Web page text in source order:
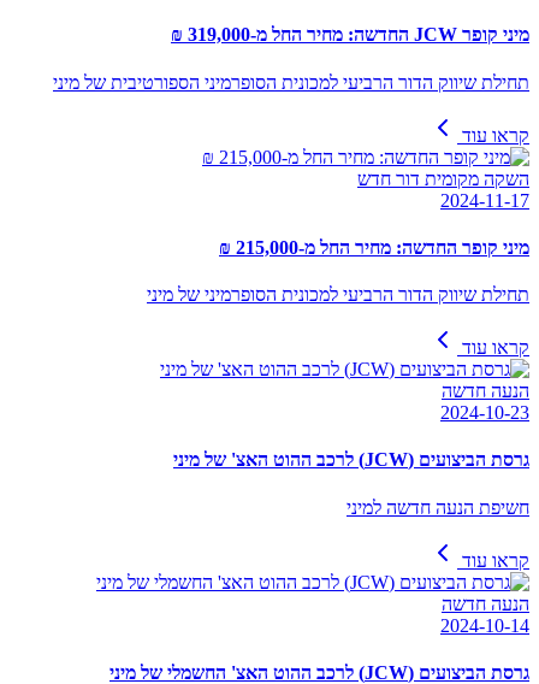
מיני קופר JCW החדשה: מחיר החל מ-319,000 ₪
תחילת שיווק הדור הרביעי למכונית הסופרמיני הספורטיבית של מיני
קראו עוד
השקה מקומית דור חדש
2024-11-17
מיני קופר החדשה: מחיר החל מ-215,000 ₪
תחילת שיווק הדור הרביעי למכונית הסופרמיני של מיני
קראו עוד
הנעה חדשה
2024-10-23
גרסת הביצועים (JCW) לרכב ההוט האצ' של מיני
חשיפת הנעה חדשה למיני
קראו עוד
הנעה חדשה
2024-10-14
גרסת הביצועים (JCW) לרכב ההוט האצ' החשמלי של מיני